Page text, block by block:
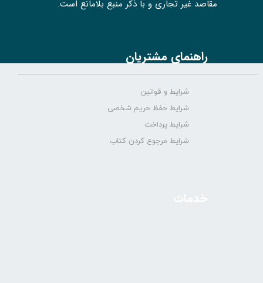
مقاصد غیر تجاری و با ذکر منبع بلامانع است.
راهنمای مشتریان
شرایط و قوانین
شرایط حفظ حریم شخصی
شرایط پرداخت
شرایط مرجوع کردن کتاب